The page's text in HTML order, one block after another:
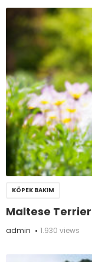
KÖPEK BAKIM
Maltese
admin 1.930 views